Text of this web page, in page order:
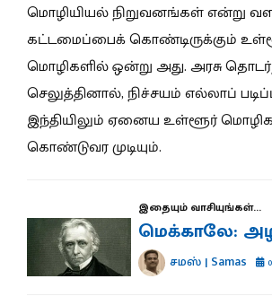
மொழியியல் நிறுவனங்கள் என்று
கட்டமைப்பைக் கொண்டிருக்கும்
மொழிகளில் ஒன்று அது. அரசு
செலுத்தினால், நிச்சயம் எல்லாப்
இந்தியிலும் ஏனைய உள்ளூர்
கொண்டுவர முடியும்.
இதையும் வாசியுங்கள்...
மெக்காலே:
சமஸ் | Samas